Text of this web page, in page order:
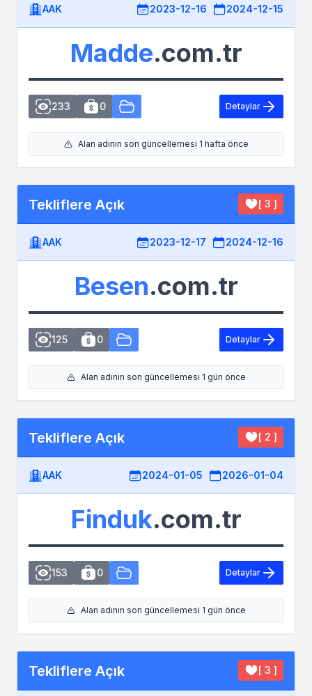
AAK 2023-12-16 2024-12-15
Madde.com.tr
233 0 Detaylar
Alan adının son güncellemesi 1 hafta önce
Tekliflere Açık [ 3 ]
AAK 2023-12-17 2024-12-16
Besen.com.tr
125 0 Detaylar
Alan adının son güncellemesi 1 gün önce
Tekliflere Açık [ 2 ]
AAK 2024-01-05 2026-01-04
Finduk.com.tr
153 0 Detaylar
Alan adının son güncellemesi 1 gün önce
Tekliflere Açık [ 3 ]